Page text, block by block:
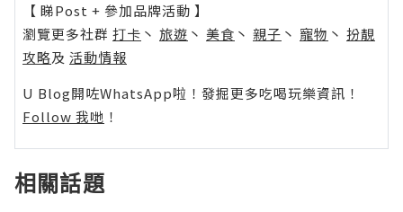
【 睇Post + 參加品牌活動 】
瀏覽更多社群 打卡 丶 旅遊 丶 美食 丶 親子 丶 寵物 丶 扮靚
攻略及 活動情報
U Blog開咗WhatsApp啦！發掘更多吃喝玩樂資訊！
Follow 我哋 ！
相關話題